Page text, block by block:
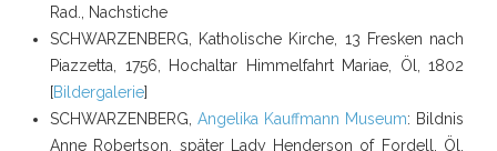
Rad., Nachstiche
SCHWARZENBERG, Katholische Kirche, 13 Fresken nach
Piazzetta, 1756, Hochaltar Himmelfahrt Mariae, Öl, 1802
[Bildergalerie]
SCHWARZENBERG, Angelika Kauffmann Museum: Bildnis
Anne Robertson, später Lady Henderson of Fordell, Öl,